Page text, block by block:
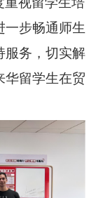
一步畅通师生
服务，切实解
华留学生在贸